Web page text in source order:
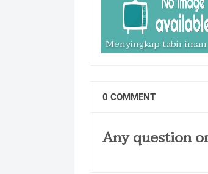
Menyingkap tabir iman
0 COMMENT